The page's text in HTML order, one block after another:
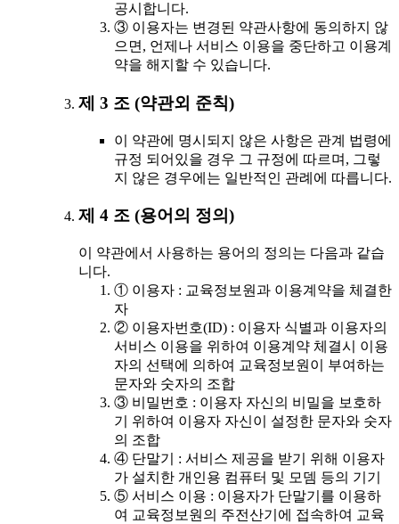
공시합니다.
③ 이용자는 변경된 약관사항에 동의하지 않
으면, 언제나 서비스 이용을 중단하고 이용계
약을 해지할 수 있습니다.
제 3 조 (약관외 준칙)
이 약관에 명시되지 않은 사항은 관계 법령에
규정 되어있을 경우 그 규정에 따르며, 그렇
지 않은 경우에는 일반적인 관례에 따릅니다.
제 4 조 (용어의 정의)
이 약관에서 사용하는 용어의 정의는 다음과 같습
니다.
① 이용자 : 교육정보원과 이용계약을 체결한
자
② 이용자번호(ID) : 이용자 식별과 이용자의
서비스 이용을 위하여 이용계약 체결시 이용
자의 선택에 의하여 교육정보원이 부여하는
문자와 숫자의 조합
③ 비밀번호 : 이용자 자신의 비밀을 보호하
기 위하여 이용자 자신이 설정한 문자와 숫자
의 조합
④ 단말기 : 서비스 제공을 받기 위해 이용자
가 설치한 개인용 컴퓨터 및 모뎀 등의 기기
⑤ 서비스 이용 : 이용자가 단말기를 이용하
여 교육정보원의 주전산기에 접속하여 교육